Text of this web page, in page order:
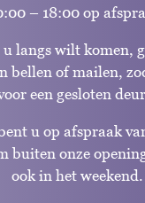
– 18:00 op
u langs wilt komen,
bellen of mailen,
een gesloten
u op afspraak
buiten onze
ook in het weekend.